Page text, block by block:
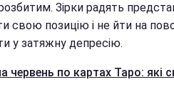
Зірки радять
свою позицію і не йти на
у затяжну депресію.
червень по картах Таро: які